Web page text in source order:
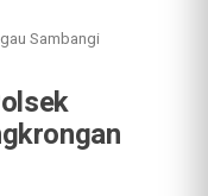
Sambangi